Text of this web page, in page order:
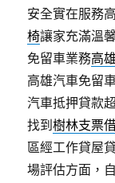
安全實在服務
椅讓家充滿溫
免留車業務高
高雄汽車免留
汽車抵押貸款
找到樹林支票
區經工作貸屋
場評估方面，